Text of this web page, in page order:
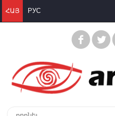
ՀԱՅ РУС